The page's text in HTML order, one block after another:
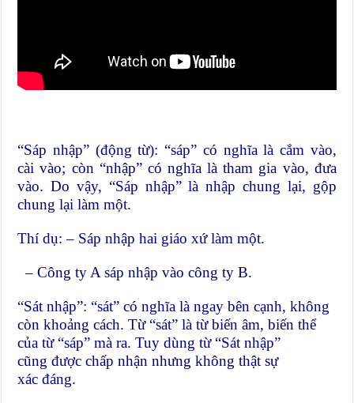
“Sáp nhập” (động từ): “sáp” có nghĩa là cắm vào,
cài vào; còn “nhập” có nghĩa là tham gia vào, đưa
vào. Do vậy, “Sáp nhập” là nhập chung lại, gộp
chung lại làm một.
Thí dụ: – Sáp nhập hai giáo xứ làm một.
– Công ty A sáp nhập vào công ty B.
“Sát nhập”: “sát” có nghĩa là ngay bên cạnh, không
còn khoảng cách. Từ “sát” là từ biến âm, biến thể
của từ “sáp” mà ra. Tuy dùng từ “Sát nhập”
cũng được chấp nhận nhưng không thật sự
xác đáng.